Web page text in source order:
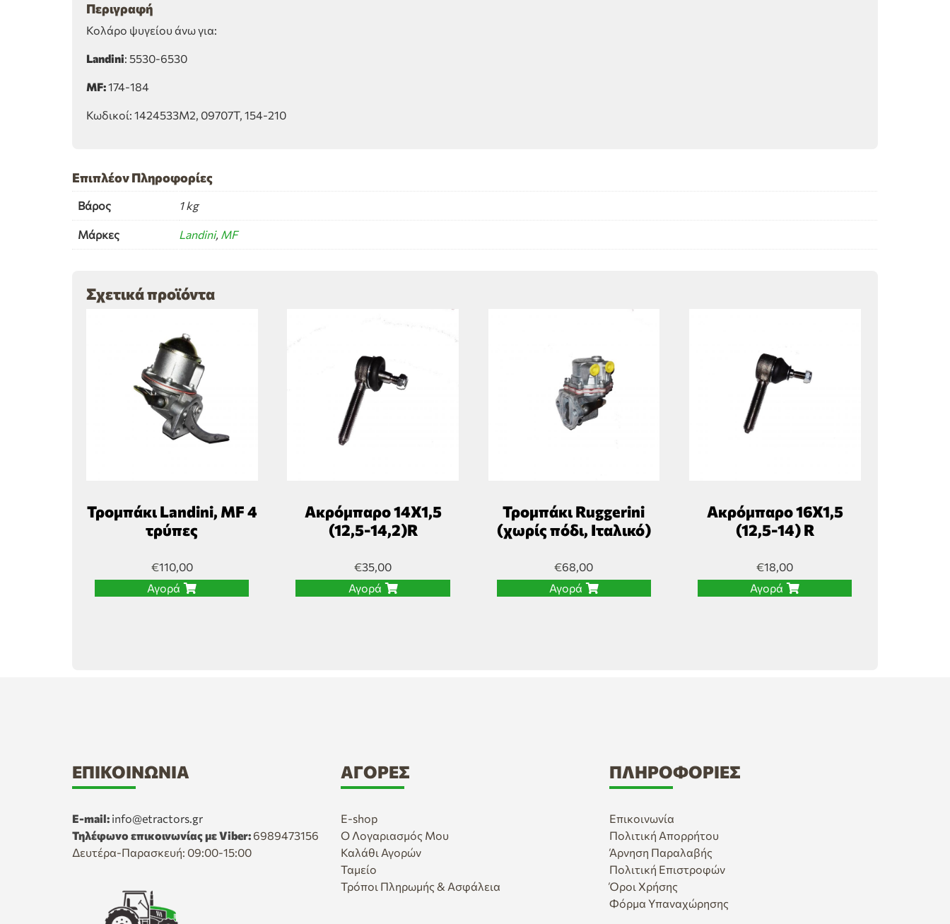
Περιγραφή
Κολάρο ψυγείου άνω για:
Landini: 5530-6530
MF:174-184
Κωδικοί: 1424533M2, 09707T, 154-210
Επιπλέον Πληροφορίες
Βάρος 1 kg
Μάρκες Landini, MF
Σχετικά προϊόντα
Τρομπάκι Landini, MF 4
τρύπες
€110,00
Αγορά
Ακρόμπαρο 14Χ1,5
(12,5-14,2)R
€35,00
Αγορά
Τρομπάκι Ruggerini
(χωρίς πόδι, Ιταλικό)
€68,00
Αγορά
Ακρόμπαρο 16Χ1,5
(12,5-14) R
€18,00
Αγορά
ΕΠΙΚΟΙΝΩΝΊΑ
E-mail: info@etractors.gr
Τηλέφωνο επικοινωνίας με Viber: 6989473156
Δευτέρα-Παρασκευή: 09:00-15:00
ΑΓΟΡΈΣ
E-shop
Ο Λογαριασμός Μου
Καλάθι Αγορών
Ταμείο
Τρόποι Πληρωμής & Ασφάλεια
ΠΛΗΡΟΦΟΡΊΕΣ
Επικοινωνία
Πολιτική Απορρήτου
Άρνηση Παραλαβής
Πολιτική Επιστροφών
Όροι Χρήσης
Φόρμα Υπαναχώρησης